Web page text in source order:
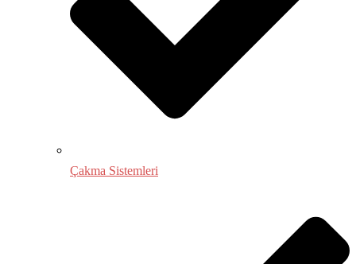
Çakma Sistemleri